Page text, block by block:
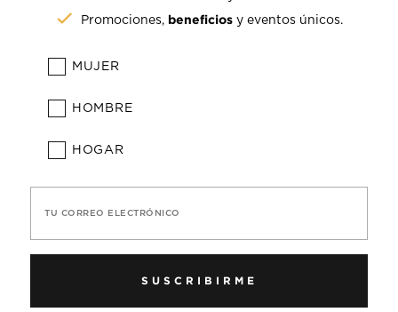
Promociones, beneficios y eventos únicos.
MUJER
HOMBRE
HOGAR
TU CORREO ELECTRÓNICO
SUSCRIBIRME